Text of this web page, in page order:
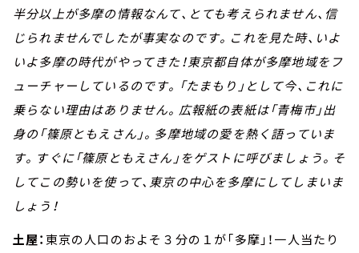
半分以上が多摩の情報なんて、とても考えられません、信
じられませんでしたが事実なのです。これを見た時、いよ
いよ多摩の時代がやってきた！東京都自体が多摩地域をフ
ューチャーしているのです。「たまもり」として今、これに
乗らない理由はありません。広報紙の表紙は「青梅市」出
身の「篠原ともえさん」。多摩地域の愛を熱く語っていま
す。すぐに「篠原ともえさん」をゲストに呼びましょう。そ
してこの勢いを使って、東京の中心を多摩にしてしまいま
しょう！
土屋： 東京の人口のおよそ３分の１が「多摩」！一人当たり